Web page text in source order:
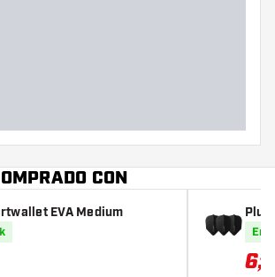
CON
EVA Medium
En
6,59